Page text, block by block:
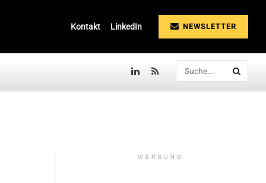
Kontakt LinkedIn NEWSLETTER
WERBUNG